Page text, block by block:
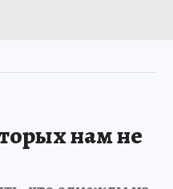
нам не